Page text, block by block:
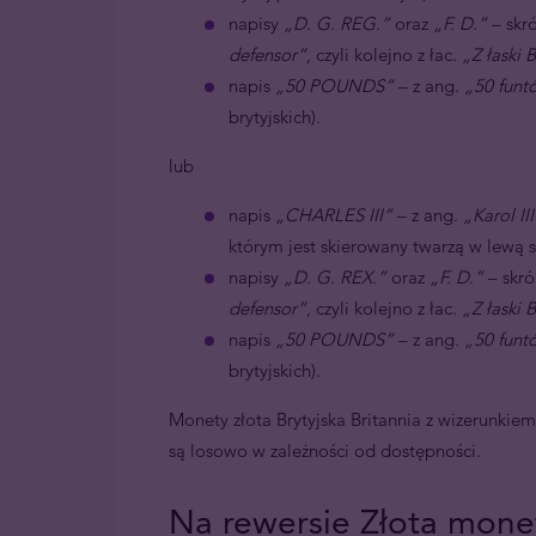
napisy „D. G. REG.”oraz „F. D.”–
defensor”, czyli kolejno z łac. „Z łaski
napis „50 POUNDS”– z ang. „50
brytyjskich).
lub
napis „CHARLES III”– z ang. „Karol
którym jest skierowany twarzą w lewą
napisy „D. G. REX.”oraz „F. D.”–
defensor”, czyli kolejno z łac. „Z łaski
napis „50 POUNDS”– z ang. „50
brytyjskich).
Monety złota Brytyjska Britannia z
są losowo w zależności od dostępności.
Na rewersie Złota